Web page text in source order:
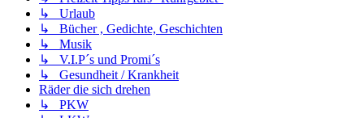
↳ Urlaub
↳ Bücher , Gedichte, Geschichten
↳ Musik
↳ V.I.P´s und Promi´s
↳ Gesundheit / Krankheit
Räder die sich drehen
↳ PKW